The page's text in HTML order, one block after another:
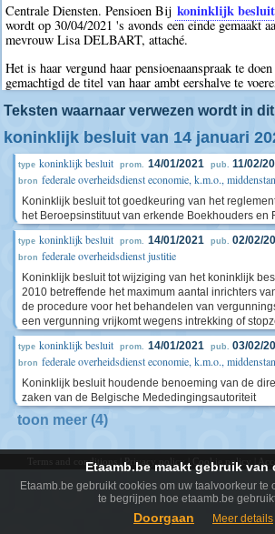
Centrale Diensten. Pensioen Bij koninklijk
wordt op 30/04/2021 's avonds een einde gemaakt
mevrouw Lisa DELBART, attaché.
Het is haar vergund haar pensioenaanspraak te
gemachtigd de titel van haar ambt eershalve te
Teksten waarnaar verwezen wordt in
koninklijk besluit van 14 januari
type koninklijk besluit prom. 14/01/2021 pub. 11/02/
bron federale overheidsdienst economie, k.m.o.,
Koninklijk besluit tot goedkeuring van het
het Beroepsinstituut van erkende Boekhouders en
type koninklijk besluit prom. 14/01/2021 pub. 02/02/
bron federale overheidsdienst justitie
Koninklijk besluit tot wijziging van het koninklijk
2010 betreffende het maximum aantal inrichters
de procedure voor het behandelen van
een vergunning vrijkomt wegens intrekking of
type koninklijk besluit prom. 14/01/2021 pub. 03/02/
bron federale overheidsdienst economie, k.m.o.,
Koninklijk besluit houdende benoeming van de
zaken van de Belgische Mededingingsautoriteit
toon meer (4)
Terms and conditions Privacy policy | Cookie policy
Etaamb.be maakt gebruik van
Etaamb.be gebruikt cookies om uw taalvoorkeur te
te begrijpen hoe etaamb.be
Doorgaan Meer details